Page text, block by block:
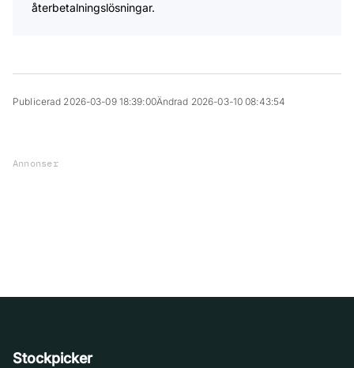
återbetalningslösningar.
Publicerad 2026-03-09 18:39:00Ändrad 2026-03-10 08:43:54
Annonser
Stockpicker